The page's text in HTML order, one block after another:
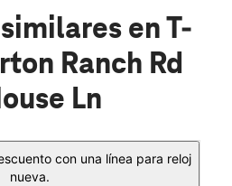
en T-
Ranch Rd
Ln
con una línea para reloj
nueva.